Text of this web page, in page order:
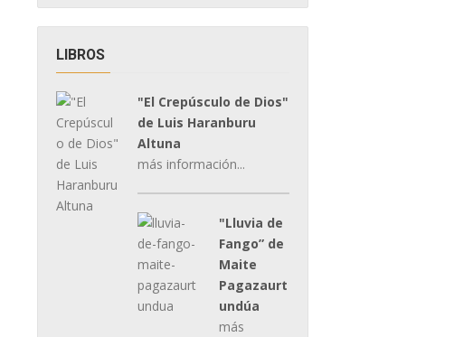
LIBROS
"El Crepúsculo de Dios"
de Luis Haranburu
Altuna
más información...
"Lluvia de
Fango” de
Maite
Pagazaurt
undúa
más